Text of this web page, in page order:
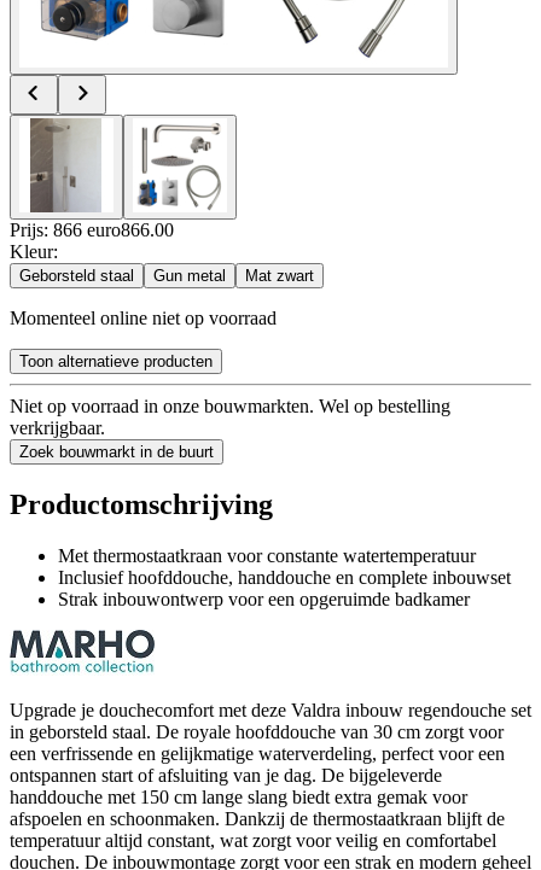
Prijs: 866 euro866.00
Kleur:
Geborsteld staal Gun metal Mat zwart
Momenteel online niet op voorraad
Toon alternatieve producten
Niet op voorraad in onze bouwmarkten. Wel op bestelling
verkrijgbaar.
Zoek bouwmarkt in de buurt
Productomschrijving
Met thermostaatkraan voor constante watertemperatuur
Inclusief hoofddouche, handdouche en complete inbouwset
Strak inbouwontwerp voor een opgeruimde badkamer
Upgrade je douchecomfort met deze Valdra inbouw regendouche set
in geborsteld staal. De royale hoofddouche van 30 cm zorgt voor
een verfrissende en gelijkmatige waterverdeling, perfect voor een
ontspannen start of afsluiting van je dag. De bijgeleverde
handdouche met 150 cm lange slang biedt extra gemak voor
afspoelen en schoonmaken. Dankzij de thermostaatkraan blijft de
temperatuur altijd constant, wat zorgt voor veilig en comfortabel
douchen. De inbouwmontage zorgt voor een strak en modern geheel